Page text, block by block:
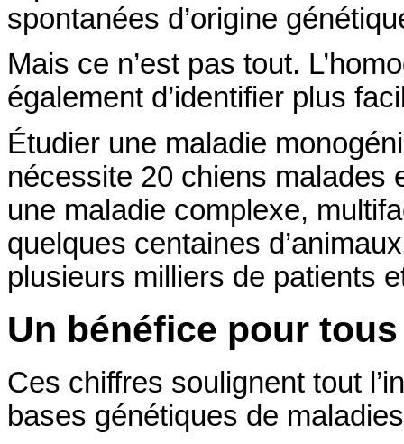
spontanées d’origine
Mais ce n’est pas tout.
également d’identifier plus
Étudier une maladie
nécessite 20 chiens malades
une maladie complexe,
quelques centaines
plusieurs milliers de patients
Un bénéfice pour tous
Ces chiffres soulignent tout
bases génétiques de